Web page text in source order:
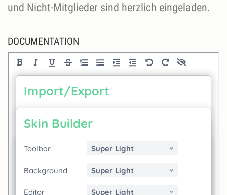
und Nicht-Mitglieder sind herzlich eingeladen.
DOCUMENTATION